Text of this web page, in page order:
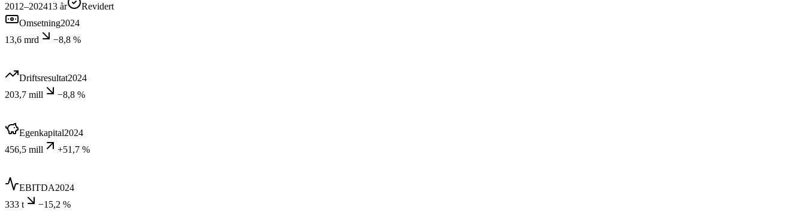
2012–202413 år
Revidert
Omsetning2024
13,6 mrd
−8,8 %
Driftsresultat2024
203,7 mill
−8,8 %
Egenkapital2024
456,5 mill
+51,7 %
EBITDA2024
333 t
−15,2 %